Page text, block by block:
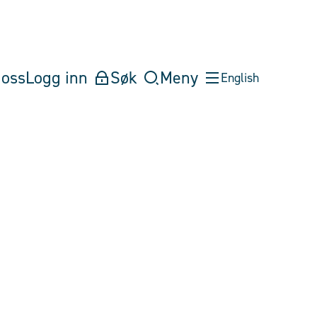
Logg inn Søk Meny English